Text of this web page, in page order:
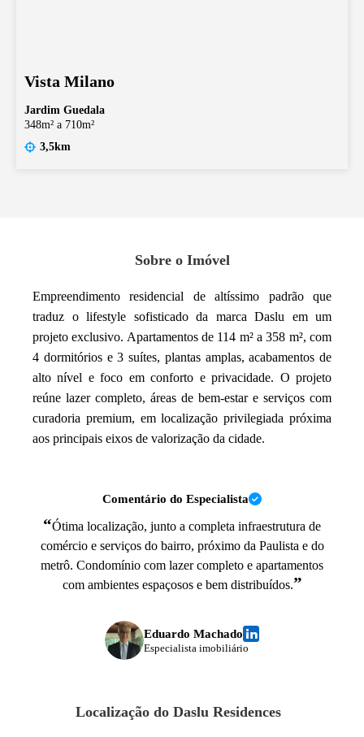
Vista Milano
Jardim Guedala
348m² a 710m²
3,5km
Sobre o Imóvel
Empreendimento residencial de altíssimo padrão que
traduz o lifestyle sofisticado da marca Daslu em um
projeto exclusivo. Apartamentos de 114 m² a 358 m², com
4 dormitórios e 3 suítes, plantas amplas, acabamentos de
alto nível e foco em conforto e privacidade. O projeto
reúne lazer completo, áreas de bem-estar e serviços com
curadoria premium, em localização privilegiada próxima
aos principais eixos de valorização da cidade.
Comentário do Especialista
“Ótima localização, junto a completa infraestrutura de
comércio e serviços do bairro, próximo da Paulista e do
metrô. Condomínio com lazer completo e apartamentos
com ambientes espaçosos e bem distribuídos.”
Eduardo Machado
Especialista imobiliário
Localização do Daslu Residences